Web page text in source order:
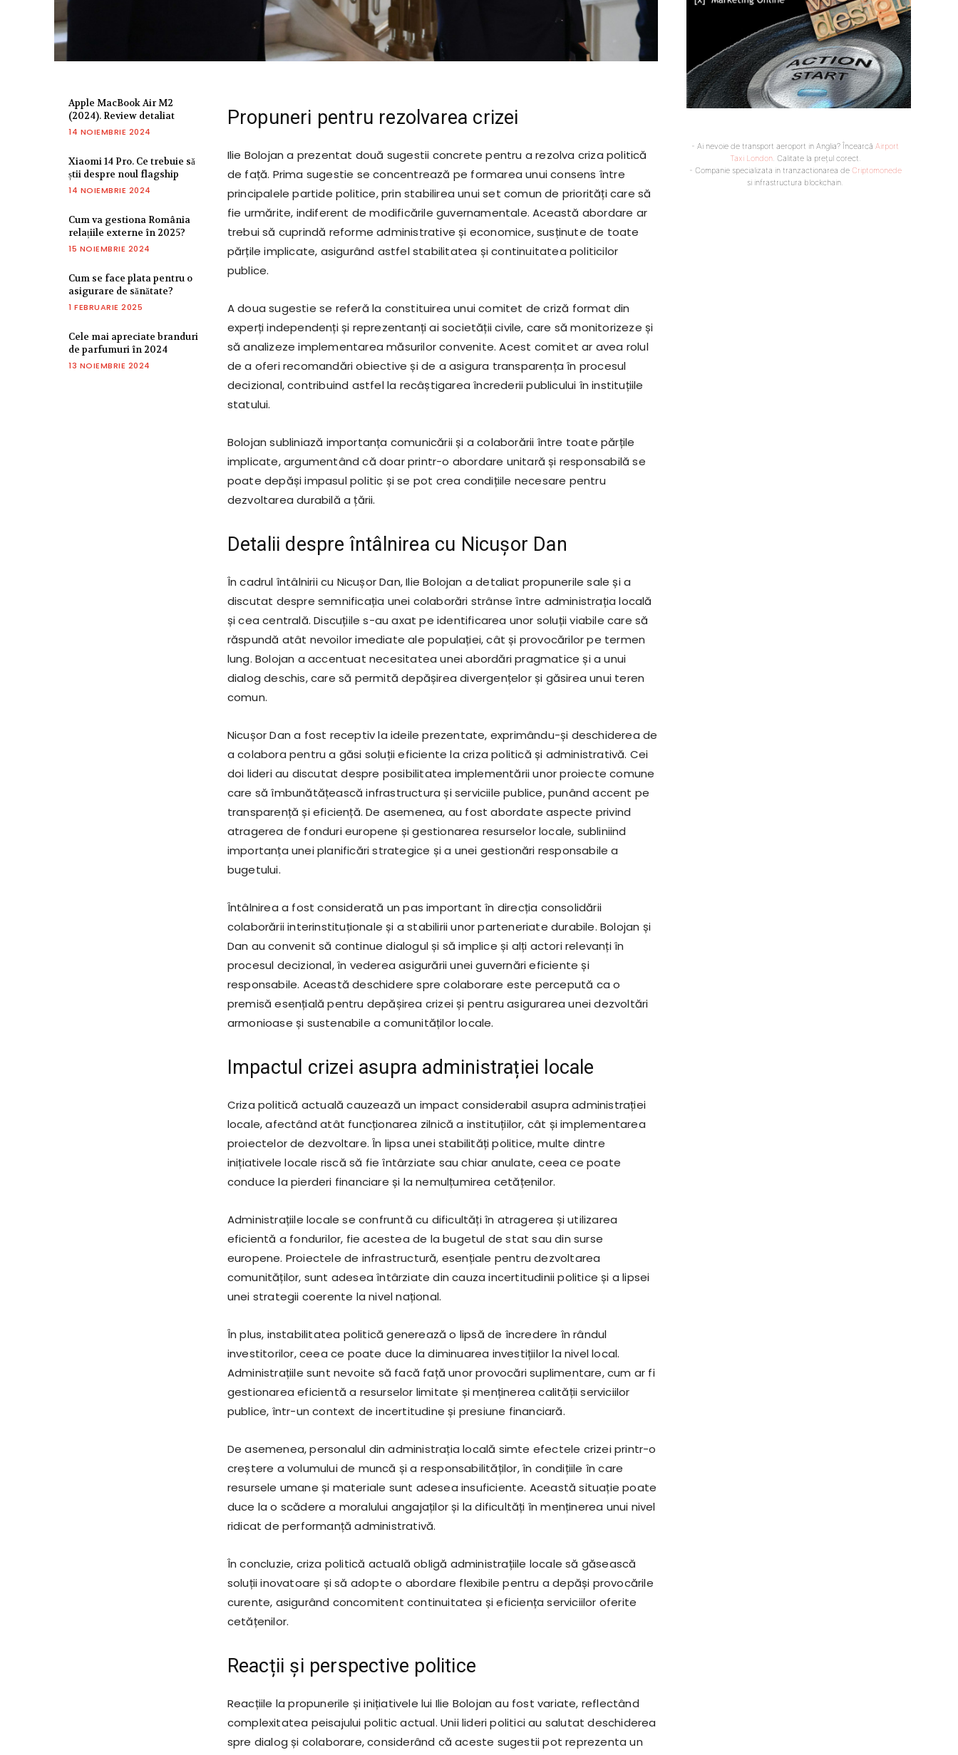
Apple MacBook Air M2
(2024). Review detaliat
14 NOIEMBRIE 2024
Xiaomi 14 Pro. Ce trebuie să
știi despre noul flagship
14 NOIEMBRIE 2024
Cum va gestiona România
relațiile externe în 2025?
15 NOIEMBRIE 2024
Cum se face plata pentru o
asigurare de sănătate?
1 FEBRUARIE 2025
Cele mai apreciate branduri
de parfumuri în 2024
13 NOIEMBRIE 2024
Propuneri pentru rezolvarea crizei
Ilie Bolojan a prezentat două sugestii concrete pentru a rezolva criza politică
de față. Prima sugestie se concentrează pe formarea unui consens între
principalele partide politice, prin stabilirea unui set comun de priorități care să
fie urmărite, indiferent de modificările guvernamentale. Această abordare ar
trebui să cuprindă reforme administrative și economice, susținute de toate
părțile implicate, asigurând astfel stabilitatea și continuitatea politicilor
publice.
A doua sugestie se referă la constituirea unui comitet de criză format din
experți independenți și reprezentanți ai societății civile, care să monitorizeze și
să analizeze implementarea măsurilor convenite. Acest comitet ar avea rolul
de a oferi recomandări obiective și de a asigura transparența în procesul
decizional, contribuind astfel la recâștigarea încrederii publicului în instituțiile
statului.
Bolojan subliniază importanța comunicării și a colaborării între toate părțile
implicate, argumentând că doar printr-o abordare unitară și responsabilă se
poate depăși impasul politic și se pot crea condițiile necesare pentru
dezvoltarea durabilă a țării.
Detalii despre întâlnirea cu Nicușor Dan
În cadrul întâlnirii cu Nicușor Dan, Ilie Bolojan a detaliat propunerile sale și a
discutat despre semnificația unei colaborări strânse între administrația locală
și cea centrală. Discuțiile s-au axat pe identificarea unor soluții viabile care să
răspundă atât nevoilor imediate ale populației, cât și provocărilor pe termen
lung. Bolojan a accentuat necesitatea unei abordări pragmatice și a unui
dialog deschis, care să permită depășirea divergențelor și găsirea unui teren
comun.
Nicușor Dan a fost receptiv la ideile prezentate, exprimându-și deschiderea de
a colabora pentru a găsi soluții eficiente la criza politică și administrativă. Cei
doi lideri au discutat despre posibilitatea implementării unor proiecte comune
care să îmbunătățească infrastructura și serviciile publice, punând accent pe
transparență și eficiență. De asemenea, au fost abordate aspecte privind
atragerea de fonduri europene și gestionarea resurselor locale, subliniind
importanța unei planificări strategice și a unei gestionări responsabile a
bugetului.
Întâlnirea a fost considerată un pas important în direcția consolidării
colaborării interinstituționale și a stabilirii unor parteneriate durabile. Bolojan și
Dan au convenit să continue dialogul și să implice și alți actori relevanți în
procesul decizional, în vederea asigurării unei guvernări eficiente și
responsabile. Această deschidere spre colaborare este percepută ca o
premisă esențială pentru depășirea crizei și pentru asigurarea unei dezvoltări
armonioase și sustenabile a comunităților locale.
Impactul crizei asupra administrației locale
Criza politică actuală cauzează un impact considerabil asupra administrației
locale, afectând atât funcționarea zilnică a instituțiilor, cât și implementarea
proiectelor de dezvoltare. În lipsa unei stabilități politice, multe dintre
inițiativele locale riscă să fie întârziate sau chiar anulate, ceea ce poate
conduce la pierderi financiare și la nemulțumirea cetățenilor.
Administrațiile locale se confruntă cu dificultăți în atragerea și utilizarea
eficientă a fondurilor, fie acestea de la bugetul de stat sau din surse
europene. Proiectele de infrastructură, esențiale pentru dezvoltarea
comunităților, sunt adesea întârziate din cauza incertitudinii politice și a lipsei
unei strategii coerente la nivel național.
În plus, instabilitatea politică generează o lipsă de încredere în rândul
investitorilor, ceea ce poate duce la diminuarea investițiilor la nivel local.
Administrațiile sunt nevoite să facă față unor provocări suplimentare, cum ar fi
gestionarea eficientă a resurselor limitate și menținerea calității serviciilor
publice, într-un context de incertitudine și presiune financiară.
De asemenea, personalul din administrația locală simte efectele crizei printr-o
creștere a volumului de muncă și a responsabilităților, în condițiile în care
resursele umane și materiale sunt adesea insuficiente. Această situație poate
duce la o scădere a moralului angajaților și la dificultăți în menținerea unui nivel
ridicat de performanță administrativă.
În concluzie, criza politică actuală obligă administrațiile locale să găsească
soluții inovatoare și să adopte o abordare flexibile pentru a depăși provocările
curente, asigurând concomitent continuitatea și eficiența serviciilor oferite
cetățenilor.
Reacții și perspective politice
Reacțiile la propunerile și inițiativele lui Ilie Bolojan au fost variate, reflectând
complexitatea peisajului politic actual. Unii lideri politici au salutat deschiderea
spre dialog și colaborare, considerând că aceste sugestii pot reprezenta un
- Ai nevoie de transport aeroport in Anglia? Încearcă Airport
Taxi London. Calitate la prețul corect.
- Companie specializata in tranzactionarea de Criptomonede
si infrastructura blockchain.